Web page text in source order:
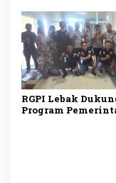
Tetap Lancar saat
Kemarau
RGPI Lebak
Program
Kesejahteraan